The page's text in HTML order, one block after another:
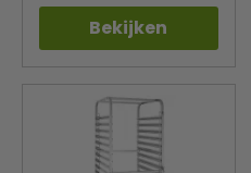
Bekijken